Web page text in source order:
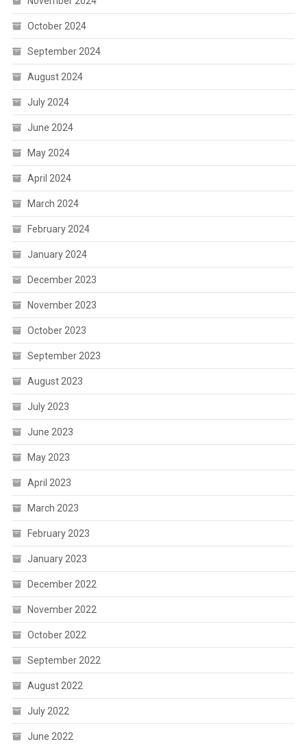
October 2024
September 2024
August 2024
July 2024
June 2024
May 2024
April 2024
March 2024
February 2024
January 2024
December 2023
November 2023
October 2023
September 2023
August 2023
July 2023
June 2023
May 2023
April 2023
March 2023
February 2023
January 2023
December 2022
November 2022
October 2022
September 2022
August 2022
July 2022
June 2022